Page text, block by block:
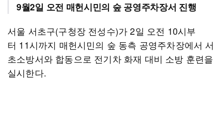
9월2일 오전 매헌시민의 숲 공영주차장서 진행
서울 서초구(구청장 전성수)가 2일 오전 10시부
터 11시까지 매헌시민의 숲 동측 공영주차장에서 서
초소방서와 합동으로 전기차 화재 대비 소방 훈련을
실시한다.